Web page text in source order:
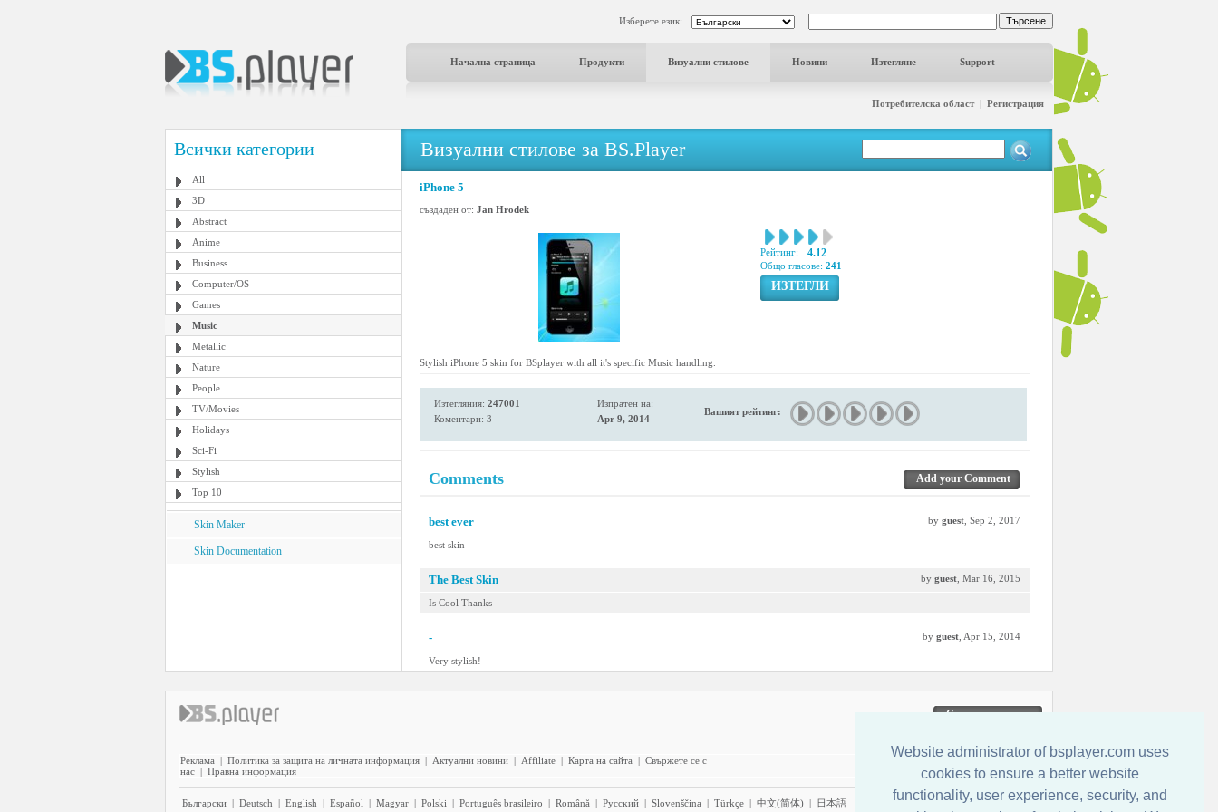
Website administrator of bsplayer.com uses
cookies to ensure a better website
functionality, user experience, security, and
Изберете език:
Начална страница Продукти Визуални стилове Новини Изтегляне Support
Потребителска област| Регистрация
Всички категории
All
3D
Abstract
Anime
Business
Computer/OS
Games
Music
Metallic
Nature
People
TV/Movies
Holidays
Sci-Fi
Stylish
Top 10
Skin Maker
Skin Documentation
Визуални стилове за BS.Player
iPhone 5
създаден от: Jan Hrodek
Рейтинг: 4.12
Общо гласове: 241
ИЗТЕГЛИ
Stylish iPhone 5 skin for BSplayer with all it's specific Music handling.
Изтегляния: 247001
Коментари: 3
Изпратен на:
Apr 9, 2014
Вашият рейтинг:
Comments Add your Comment
best ever by guest , Sep 2, 2017
best skin
The Best Skin by guest , Mar 16, 2015
Is Cool Thanks
- by guest , Apr 15, 2014
Very stylish!
Свържете се с нас
Реклама | Политика за защита на личната информация | Актуални новини | Affiliate | Карта на сайта | Свържете се с
нас | Правна информация
Български | Deutsch | English | Español | Magyar | Polski | Português brasileiro | Română | Pyccĸий | Slovenščina | Türkçe | 中文(简体) | 日本語